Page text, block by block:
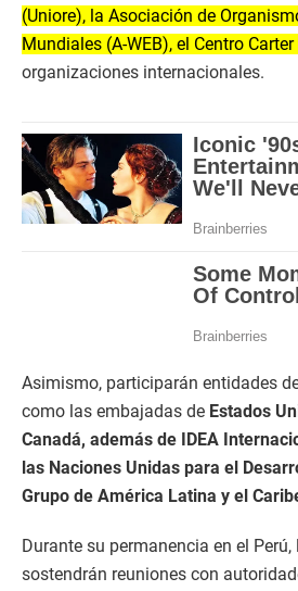
(Uniore), la Asociación de
Mundiales (A-WEB), el Centro Carter
organizaciones internacionales.
Asimismo, participarán entidades
como las embajadas de Estados
Canadá, además de IDEA
las Naciones Unidas para el
Grupo de América Latina y el
Durante su permanencia en el
sostendrán reuniones con